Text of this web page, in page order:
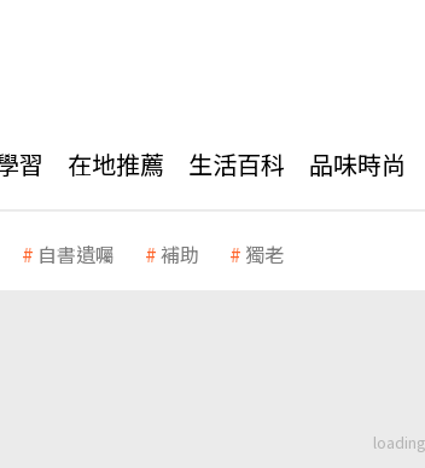
習 在地推薦 生活百科 品味時尚
自書遺囑 補助 獨老